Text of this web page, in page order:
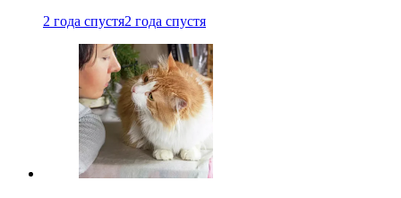
2 года спустя2 года спустя